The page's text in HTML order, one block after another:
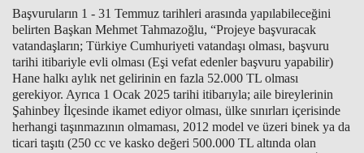
Başvuruların 1 - 31 Temmuz tarihleri arasında yapılabileceğini
belirten Başkan Mehmet Tahmazoğlu, “Projeye başvuracak
vatandaşların; Türkiye Cumhuriyeti vatandaşı olması, başvuru
tarihi itibariyle evli olması (Eşi vefat edenler başvuru yapabilir)
Hane halkı aylık net gelirinin en fazla 52.000 TL olması
gerekiyor. Ayrıca 1 Ocak 2025 tarihi itibarıyla; aile bireylerinin
Şahinbey İlçesinde ikamet ediyor olması, ülke sınırları içerisinde
herhangi taşınmazının olmaması, 2012 model ve üzeri binek ya da
ticari taşıtı (250 cc ve kasko değeri 500.000 TL altında olan